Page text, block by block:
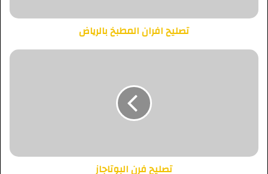
تصليح افران المطبخ بالرياض
تصليح فرن البوتاجاز